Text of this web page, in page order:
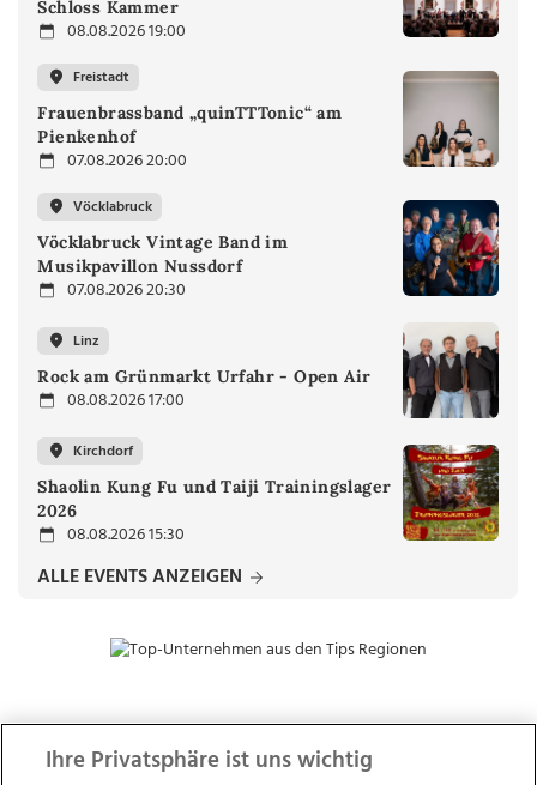
Schloss Kammer
08.08.2026 19:00
Freistadt
Frauenbrassband „quinTTTonic“ am
Pienkenhof
07.08.2026 20:00
Vöcklabruck
Vöcklabruck Vintage Band im
Musikpavillon Nussdorf
07.08.2026 20:30
Linz
Rock am Grünmarkt Urfahr - Open Air
08.08.2026 17:00
Kirchdorf
Shaolin Kung Fu und Taiji Trainingslager
2026
08.08.2026 15:30
ALLE EVENTS ANZEIGEN
ZUR NACHRICHTENÜBERSICHT
Ihre Privatsphäre ist uns wichtig